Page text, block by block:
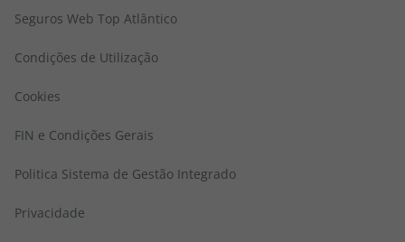
Seguros Web Top Atlântico
Condições de Utilização
Cookies
FIN e Condições Gerais
Politica Sistema de Gestão Integrado
Privacidade